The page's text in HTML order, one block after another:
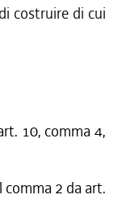
costruire di cui
10, comma 4,
comma 2 da art.